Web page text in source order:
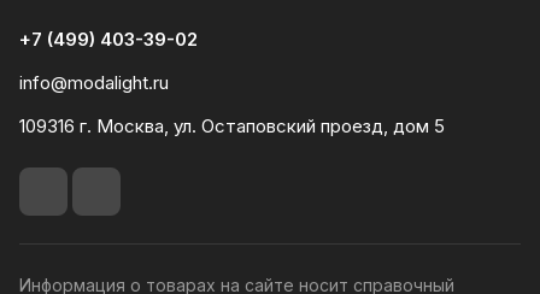
+7 (499) 403-39-02
info@modalight.ru
109316 г. Москва, ул. Остаповский проезд, дом 5
Информация о товарах на сайте носит справочный